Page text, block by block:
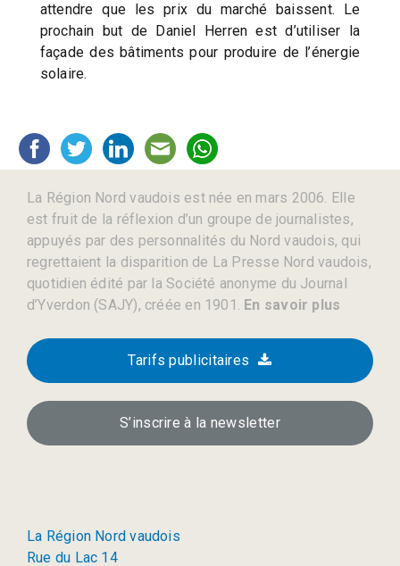
attendre que les prix du marché baissent. Le
prochain but de Daniel Herren est d’utiliser la
façade des bâtiments pour produire de l’énergie
solaire.
La Région Nord vaudois est née en mars 2006. Elle
est fruit de la réflexion d’un groupe de journalistes,
appuyés par des personnalités du Nord vaudois, qui
regrettaient la disparition de La Presse Nord vaudois,
quotidien édité par la Société anonyme du Journal
d’Yverdon (SAJY), créée en 1901. En savoir plus
Tarifs publicitaires
S’inscrire à la newsletter
La Région Nord vaudois
Rue du Lac 14